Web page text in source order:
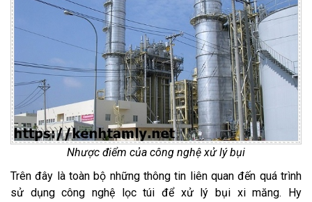
Nhược điểm của công nghệ xử lý bụi
Trên đây là toàn bộ những thông tin liên quan đến quá trình
sử dụng công nghệ lọc túi để xử lý bụi xi măng. Hy